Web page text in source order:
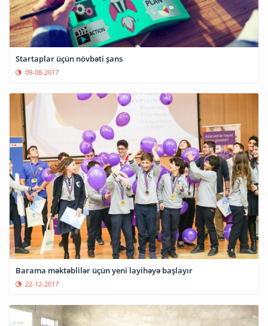
Startaplar üçün növbəti şans
09-08-2017
Barama məktəblilər üçün yeni layihəyə başlayır
22-12-2017